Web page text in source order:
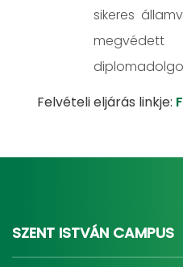
sikeres
megvédett
​​​​​​Felvételi eljárás linkje:
SZENT ISTVÁN CAMPUS